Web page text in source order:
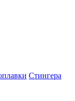
Стингера